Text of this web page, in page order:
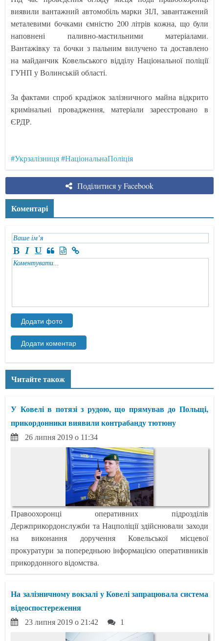
виявили вантажний автомобіль марки ЗІЛ, завантажений
металевими бочками ємністю 200 літрів кожна, що були
наповнені паливно-мастильними матеріалами.
Вантажівку та бочки з пальним вилучено та доставлено
на майданчик Ковельського відділу Національної поліції
ГУНП у Волинській області.
За фактами спроб крадіжок залізничного майна відкрито
кримінальні провадження, матеріали зареєстровано в
ЄРДР.
#Укрзалізниця #НаціональнаПоліція
Поділитися у Facebook
Коментарі
Читайте також
У Ковелі в потязі з рудою, що прямував до Польщі,
прикордонники виявили контрабанду тютюну
26 липня 2019 о 11:34
Правоохоронці оперативних підрозділів
Держприкордонслужби та Нацполіції здійснювали заходи
на виконання доручення Ковельської місцевої
прокуратури за попередньою інформацією оперативників
прикордонного відомства.
На залізничному вокзалі у Ковелі запрацювала система
відеоспостереження
23 липня 2019 о 21:42 1